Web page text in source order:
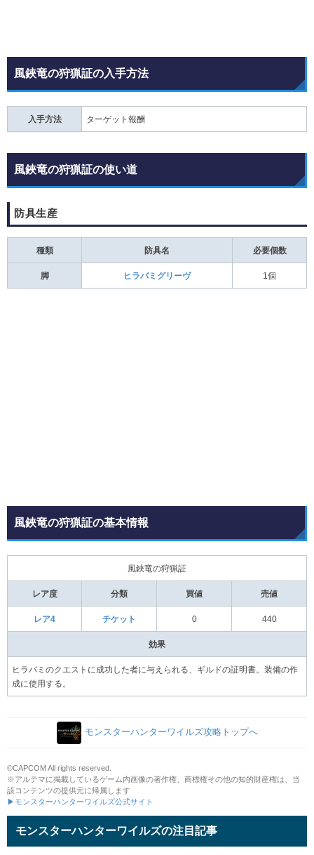
風鋏竜の狩猟証の入手方法
入手方法 ターゲット報酬
風鋏竜の狩猟証の使い道
防具生産
種類 防具名 必要個数
脚 ヒラバミグリーヴ 1個
風鋏竜の狩猟証の基本情報
風鋏竜の狩猟証
レア度 分類 買値 売値
レア4 チケット 0 440
効果
ヒラバミのクエストに成功した者に与えられる、ギルドの証明書。装備の作
成に使用する。
モンスターハンターワイルズ攻略トップへ
©CAPCOM All rights reserved.
※アルテマに掲載しているゲーム内画像の著作権、商標権その他の知的財産権は、当
該コンテンツの提供元に帰属します
▶モンスターハンターワイルズ公式サイト
モンスターハンターワイルズの注目記事